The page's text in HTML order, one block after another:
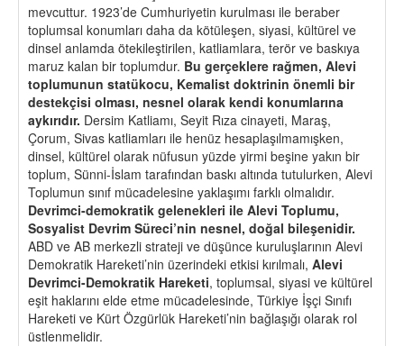
mevcuttur. 1923’de Cumhuriyetin kurulması ile beraber
toplumsal konumları daha da kötüleşen, siyasi, kültürel ve
dinsel anlamda ötekileştirilen, katliamlara, terör ve baskıya
maruz kalan bir toplumdur. Bu gerçeklere rağmen, Alevi
toplumunun statükocu, Kemalist doktrinin önemli bir
destekçisi olması, nesnel olarak kendi konumlarına
aykırıdır. Dersim Katliamı, Seyit Rıza cinayeti, Maraş,
Çorum, Sivas katliamları ile henüz hesaplaşılmamışken,
dinsel, kültürel olarak nüfusun yüzde yirmi beşine yakın bir
toplum, Sünni-İslam tarafından baskı altında tutulurken, Alevi
Toplumun sınıf mücadelesine yaklaşımı farklı olmalıdır.
Devrimci-demokratik gelenekleri ile Alevi Toplumu,
Sosyalist Devrim Süreci’nin nesnel, doğal bileşenidir.
ABD ve AB merkezli strateji ve düşünce kuruluşlarının Alevi
Demokratik Hareketi’nin üzerindeki etkisi kırılmalı, Alevi
Devrimci-Demokratik Hareketi, toplumsal, siyasi ve kültürel
eşit haklarını elde etme mücadelesinde, Türkiye İşçi Sınıfı
Hareketi ve Kürt Özgürlük Hareketi’nin bağlaşığı olarak rol
üstlenmelidir.